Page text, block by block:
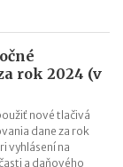
rok 2024 (v
nové tlačivá
dane za rok
vyhlásení na
a daňového